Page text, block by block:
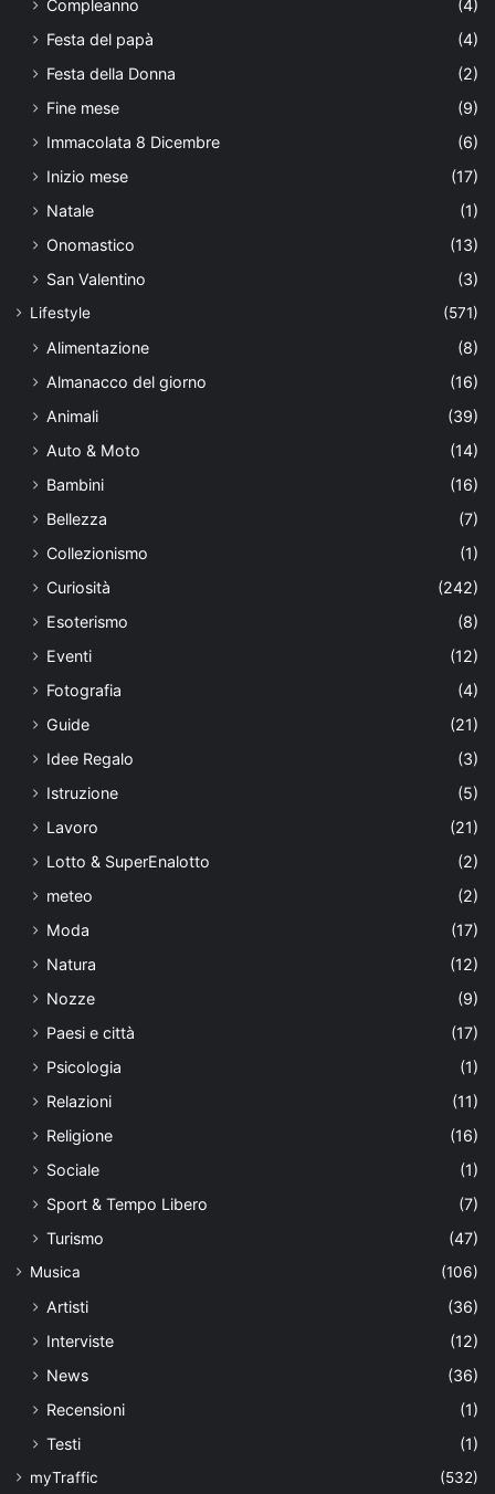
Compleanno
(4)
Festa del papà
(4)
Festa della Donna
(2)
Fine mese
(9)
Immacolata 8 Dicembre
(6)
Inizio mese
(17)
Natale
(1)
Onomastico
(13)
San Valentino
(3)
Lifestyle (571)
Alimentazione
(8)
Almanacco del giorno
(16)
Animali
(39)
Auto & Moto
(14)
Bambini
(16)
Bellezza
(7)
Collezionismo
(1)
Curiosità
(242)
Esoterismo
(8)
Eventi
(12)
Fotografia
(4)
Guide
(21)
Idee Regalo
(3)
Istruzione
(5)
Lavoro
(21)
Lotto & SuperEnalotto
(2)
meteo
(2)
Moda
(17)
Natura
(12)
Nozze
(9)
Paesi e città
(17)
Psicologia
(1)
Relazioni
(11)
Religione
(16)
Sociale
(1)
Sport & Tempo Libero
(7)
Turismo
(47)
Musica (106)
Artisti
(36)
Interviste
(12)
News
(36)
Recensioni
(1)
Testi
(1)
myTraffic
(532)